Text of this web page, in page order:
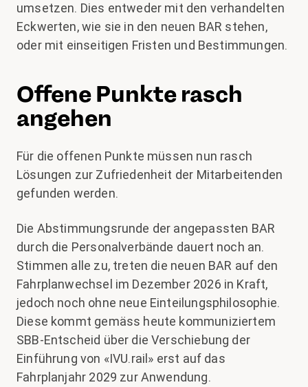
umsetzen. Dies entweder mit den verhandelten
Eckwerten, wie sie in den neuen BAR stehen,
oder mit einseitigen Fristen und Bestimmungen.
Offene Punkte rasch
angehen
Für die offenen Punkte müssen nun rasch
Lösungen zur Zufriedenheit der Mitarbeitenden
gefunden werden.
Die Abstimmungsrunde der angepassten BAR
durch die Personalverbände dauert noch an.
Stimmen alle zu, treten die neuen BAR auf den
Fahrplanwechsel im Dezember 2026 in Kraft,
jedoch noch ohne neue Einteilungsphilosophie.
Diese kommt gemäss heute kommuniziertem
SBB-Entscheid über die Verschiebung der
Einführung von «IVU.rail» erst auf das
Fahrplanjahr 2029 zur Anwendung.